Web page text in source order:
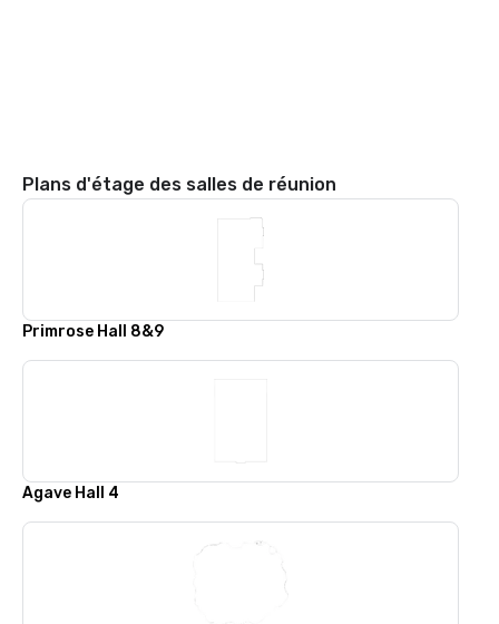
Plans d'étage des salles de réunion
Primrose Hall 8&9
Agave Hall 4